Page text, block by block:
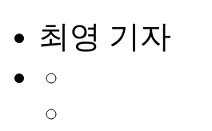
최영 기자